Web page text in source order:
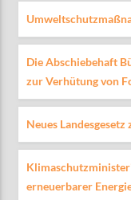
Die Abschiebehaft
zur Verhütung von
Neues
erneuerbarer